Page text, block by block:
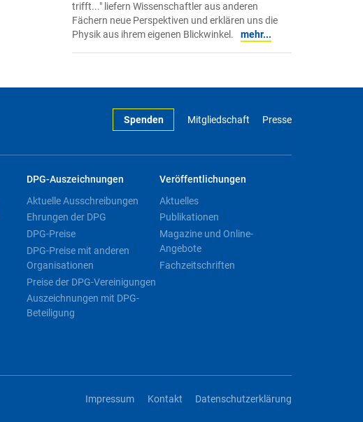
trifft..." liefern Wissenschaftler aus anderen
Fächern neue Perspektiven und erklären uns die
Physik aus ihrem eigenen Blickwinkel.
mehr...
Spenden Mitgliedschaft Presse
DPG-Auszeichnungen
Aktuelle Ausschreibungen
Ehrungen der DPG
DPG-Preise
DPG-Preise mit anderen
Organisationen
Preise der DPG-Vereinigungen
Auszeichnungen mit DPG-
Beteiligung
Veröffentlichungen
Aktuelles
Publikationen
Magazine und Online-
Angebote
Fachzeitschriften
Impressum Kontakt Datenschutzerklärung